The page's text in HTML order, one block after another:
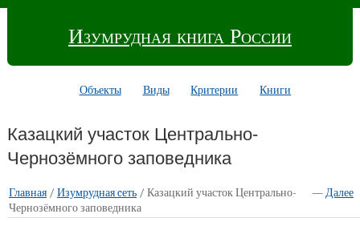
Изумрудная книга России
Объекты Виды Критерии Книги
Казацкий участок Центрально-
Чернозёмного заповедника
Главная/ —Далее
Изумрудная cеть/ Казацкий участок Центрально-
Чернозёмного заповедника